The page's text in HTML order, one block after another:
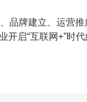
品牌建立、运营
启“互联网+”时